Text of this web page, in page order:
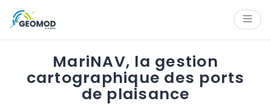
Contenu
Navigation
Pied de page
MariNAV, la gestion
cartographique des ports
de plaisance
Panneau de gestion des cookies